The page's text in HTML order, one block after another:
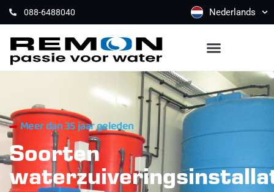
088-6488040 Nederlands
Meer dan 35 jaar geleden
Soorten